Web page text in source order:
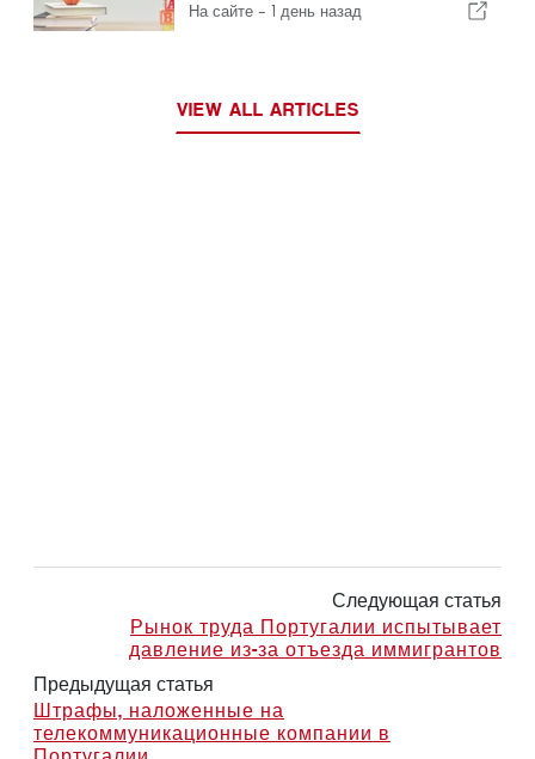
На сайте - 1 день назад
VIEW ALL ARTICLES
Следующая статья
Рынок труда Португалии испытывает
давление из-за отъезда иммигрантов
Предыдущая статья
Штрафы, наложенные на
телекоммуникационные компании в